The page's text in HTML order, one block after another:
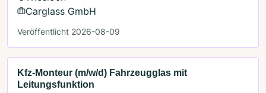
Carglass GmbH
Veröffentlicht 2026-08-09
Kfz-Monteur (m/w/d) Fahrzeugglas mit
Leitungsfunktion